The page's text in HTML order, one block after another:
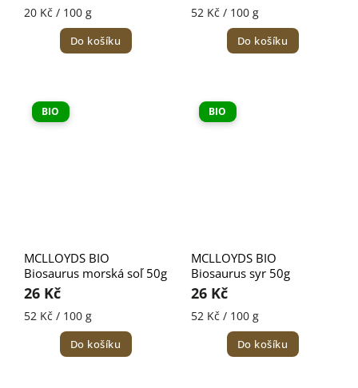
20 Kč / 100 g
Do košíku
52 Kč / 100 g
Do košíku
BIO
MCLLOYDS BIO
Biosaurus morská soľ 50g
26 Kč
52 Kč / 100 g
Do košíku
BIO
MCLLOYDS BIO
Biosaurus syr 50g
26 Kč
52 Kč / 100 g
Do košíku